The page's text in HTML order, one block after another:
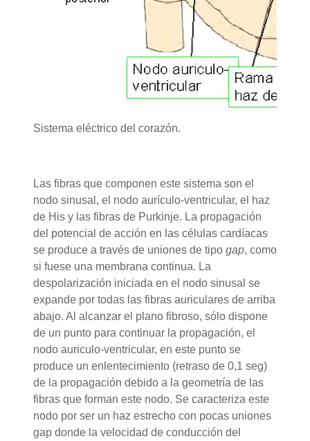
Sistema eléctrico del corazón.
Las fibras que componen este sistema son el
nodo sinusal, el nodo aurículo-ventricular, el haz
de His y las fibras de Purkinje. La propagación
del potencial de acción en las células cardíacas
se produce a través de uniones de tipo gap, como
si fuese una membrana continua. La
despolarización iniciada en el nodo sinusal se
expande por todas las fibras auriculares de arriba
abajo. Al alcanzar el plano fibroso, sólo dispone
de un punto para continuar la propagación, el
nodo auriculo-ventricular, en este punto se
produce un enlentecimiento (retraso de 0,1 seg)
de la propagación debido a la geometría de las
fibras que forman este nodo. Se caracteriza este
nodo por ser un haz estrecho con pocas uniones
gap donde la velocidad de conducción del